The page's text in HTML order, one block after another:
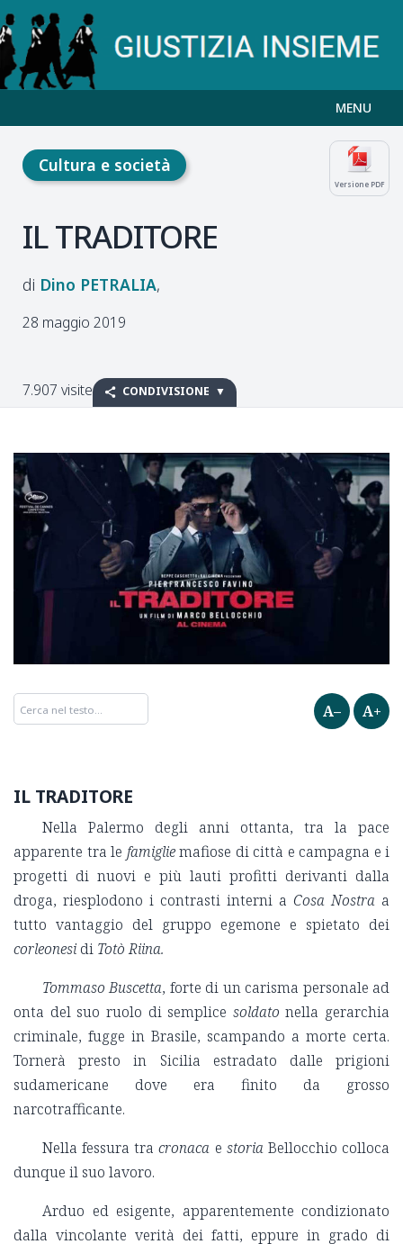
MENU
Versione PDF
Cultura e società
IL TRADITORE
Dino PETRALIA
28 maggio 2019
7.907 visite CONDIVISIONE
A– A+
IL TRADITORE
Nella Palermo degli anni ottanta, tra la pace
apparente tra le famigliemafiose di città e campagna e i
progetti di nuovi e più lauti profitti derivanti dalla
droga, riesplodono i contrasti interni a Cosa Nostra a
tutto vantaggio del gruppo egemone e spietato dei
corleonesi di Totò Riina.
Tommaso Buscetta, forte di un carisma personale ad
onta del suo ruolo di semplice soldato nella gerarchia
criminale, fugge in Brasile, scampando a morte certa.
Tornerà presto in Sicilia estradato dalle prigioni
sudamericane dove era finito da grosso
narcotrafficante.
Nella fessura tracronaca e storiaBellocchio colloca
dunque il suo lavoro.
Arduo ed esigente, apparentemente condizionato
dalla vincolante verità dei fatti, eppure in grado di